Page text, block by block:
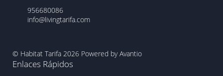
956680086
info@livingtarifa.com
© Habitat Tarifa 2026 Powered by Avantio
Enlaces Rápidos